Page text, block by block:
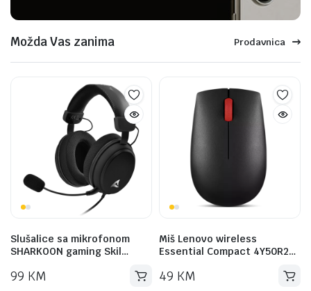
Možda Vas zanima Prodavnica
Slušalice sa mikrofonom
SHARKOON gaming Skil…
99 KM
Miš Lenovo wireless
Essential Compact 4Y50R2…
49 KM